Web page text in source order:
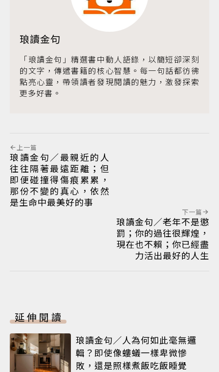
琅讀金句
「琅讀金句」精選書中動人語錄，以簡短卻深刻
的文字，傳遞書籍的核心智慧。每一句話都彷彿
點亮心靈，帶領讀者發現閱讀的魅力，激發探索
更多好書。
上一篇
琅讀金句／最親近的人
往往隔著最遠距離；但
即便碰撞得傷痕累累，
那份不變的真心，依然
是生命中最美好的事
下一篇
琅讀金句／老年不是懲
罰；你的過往很輝煌，
現在也不賴；你已經盡
力活出最好的人生
延伸閱讀
琅讀金句／人為何如此毫無邏
輯？即使像螻蟻一樣卑微慘
敗，還是照樣煮飯吃飯睡覺